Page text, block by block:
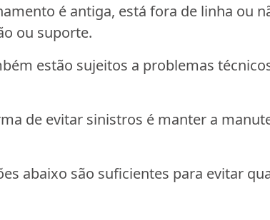
é antiga, está fora de linha ou
ou suporte.
estão sujeitos a problemas
de evitar sinistros é manter a
abaixo são suficientes para evitar